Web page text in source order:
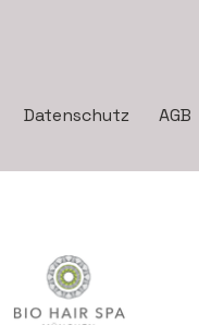
Datenschutz AGB